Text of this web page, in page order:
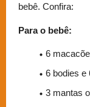
bebê. Confira:
Para o bebê:
6
6 bodies e
3 mantas